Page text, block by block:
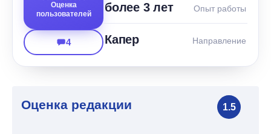
Оценка
пользователей
4
более 3 лет Опыт работы
Капер Направление
Оценка редакции 1.5